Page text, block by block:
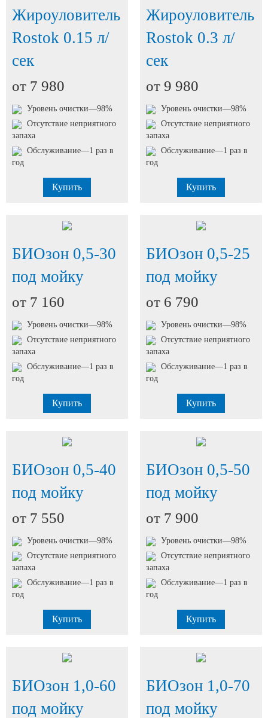
Жироуловитель
Rostok 0.15 л/
сек
от 7 980
Уровень очистки—98%
Отсутствие неприятного
запаха
Обслуживание—1 раз в
год
Купить
Жироуловитель
Rostok 0.3 л/
сек
от 9 980
Уровень очистки—98%
Отсутствие неприятного
запаха
Обслуживание—1 раз в
год
Купить
БИОзон 0,5-30
под мойку
от 7 160
Уровень очистки—98%
Отсутствие неприятного
запаха
Обслуживание—1 раз в
год
Купить
БИОзон 0,5-25
под мойку
от 6 790
Уровень очистки—98%
Отсутствие неприятного
запаха
Обслуживание—1 раз в
год
Купить
БИОзон 0,5-40
под мойку
от 7 550
Уровень очистки—98%
Отсутствие неприятного
запаха
Обслуживание—1 раз в
год
Купить
БИОзон 0,5-50
под мойку
от 7 900
Уровень очистки—98%
Отсутствие неприятного
запаха
Обслуживание—1 раз в
год
Купить
БИОзон 1,0-60
под мойку
БИОзон 1,0-70
под мойку